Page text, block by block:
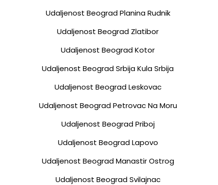
Udaljenost Beograd Planina Rudnik
Udaljenost Beograd Zlatibor
Udaljenost Beograd Kotor
Udaljenost Beograd Srbija Kula Srbija
Udaljenost Beograd Leskovac
Udaljenost Beograd Petrovac Na Moru
Udaljenost Beograd Priboj
Udaljenost Beograd Lapovo
Udaljenost Beograd Manastir Ostrog
Udaljenost Beograd Svilajnac